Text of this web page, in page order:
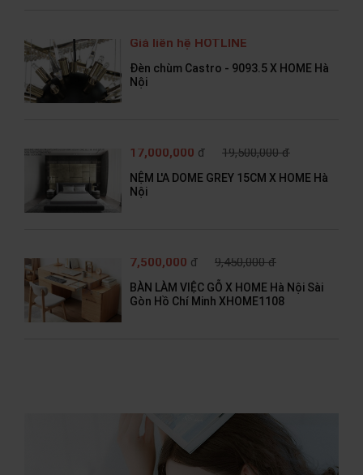
Giá liên hệ HOTLINE
Đèn chùm Castro - 9093.5 X HOME Hà
Nội
17,000,000 đ 19,500,000 đ
NỆM L'A DOME GREY 15CM X HOME Hà
Nội
7,500,000 đ 9,450,000 đ
BÀN LÀM VIỆC GỖ X HOME Hà Nội Sài
Gòn Hồ Chí Minh XHOME1108